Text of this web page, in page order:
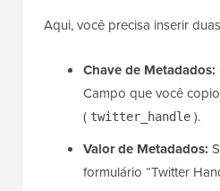
Aqui, você precisa inserir
Chave de Metadados:
Campo que você
( twitter_handle ).
Valor de Metadados:
formulário “Twitter